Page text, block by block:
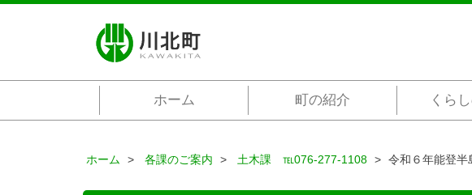
ホーム 町の紹介 くら
ホーム 各課のご案内 土木課 ℡076-277-1108 令和６年能登半